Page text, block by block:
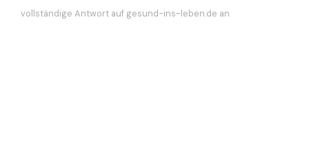
vollständige Antwort auf gesund-ins-leben.de an